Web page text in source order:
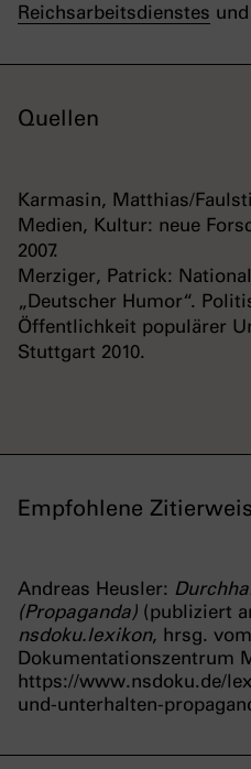
Reichsarbeitsdienstes
Quellen
Karmasin, Matthias/
Medien, Kultur: neue
2007.
Merziger, Patrick:
„Deutscher Humor“.
Öffentlichkeit populärer
Stuttgart 2010.
Empfohlene
Andreas Heusler:
(Propaganda) (publiziert
nsdoku.lexikon, hrsg.
Dokumentationszentrum
https://www.nsdoku.de/
und-unterhalten-